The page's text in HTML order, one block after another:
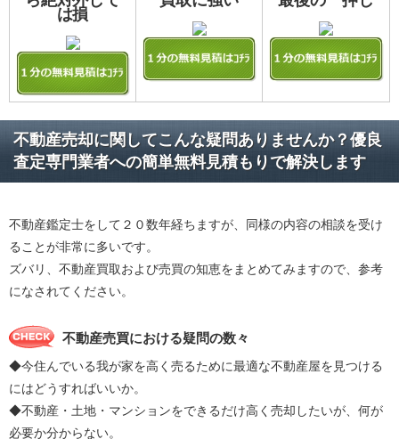
は損
不動産売却に関してこんな疑問ありませんか？優良
査定専門業者への簡単無料見積もりで解決します
不動産鑑定士をして２０数年経ちますが、同様の内容の相談を受け
ることが非常に多いです。
ズバリ、不動産買取および売買の知恵をまとめてみますので、参考
になされてください。
不動産売買における疑問の数々
◆今住んでいる我が家を高く売るために最適な不動産屋を見つける
にはどうすればいいか。
◆不動産・土地・マンションをできるだけ高く売却したいが、何が
必要か分からない。